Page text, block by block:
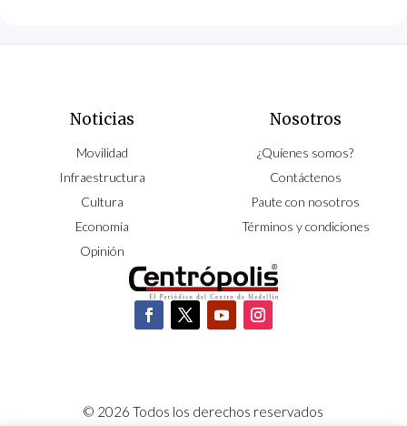
Noticias
Movilidad
Infraestructura
Cultura
Economía
Opinión
Nosotros
¿Quíenes somos?
Contáctenos
Paute con nosotros
Términos y condiciones
© 2026 Todos los derechos reservados